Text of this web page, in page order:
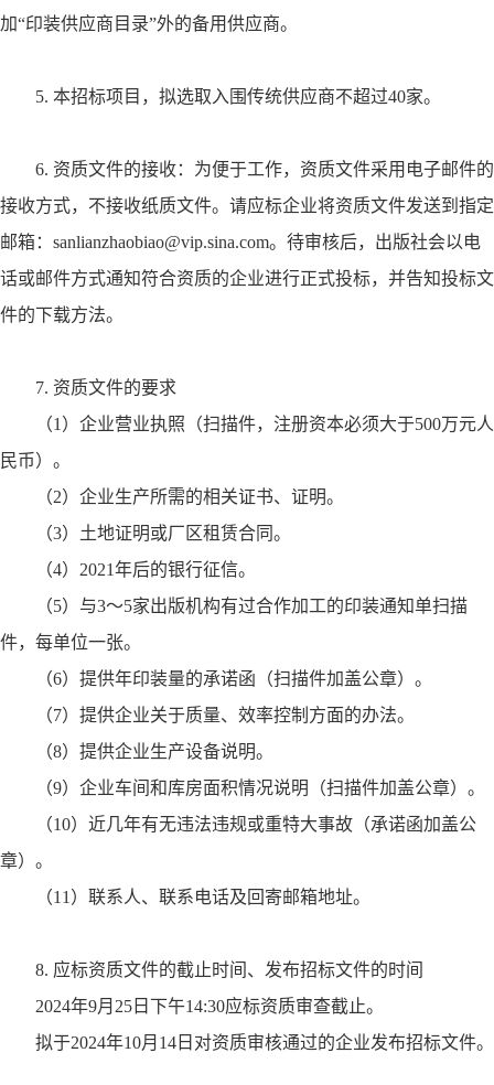
加“印装供应商目录”外的备用供应商。
5. 本招标项目，拟选取入围传统供应商不超过40家。
6. 资质文件的接收：为便于工作，资质文件采用电子邮件的
接收方式，不接收纸质文件。请应标企业将资质文件发送到指定
邮箱： sanlianzhaobiao@vip.sina.com。待审核后，出版社会以电
话或邮件方式通知符合资质的企业进行正式投标，并告知投标文
件的下载方法。
7. 资质文件的要求
（1）企业营业执照（扫描件，注册资本必须大于500万元人
民币）。
（2）企业生产所需的相关证书、证明。
（3）土地证明或厂区租赁合同。
（4） 2021年后的银行征信。
（5）与3～5家出版机构有过合作加工的印装通知单扫描
件，每单位一张。
（6）提供年印装量的承诺函（扫描件加盖公章）。
（7）提供企业关于质量、效率控制方面的办法。
（8）提供企业生产设备说明。
（9）企业车间和库房面积情况说明（扫描件加盖公章）。
（10）近几年有无违法违规或重特大事故（承诺函加盖公
章）。
（11）联系人、联系电话及回寄邮箱地址。
8. 应标资质文件的截止时间、发布招标文件的时间
2024年9月 25 日下午14:30应标资质审查截止。
拟于2024年10月 14 日对资质审核通过的企业发布招标文件。